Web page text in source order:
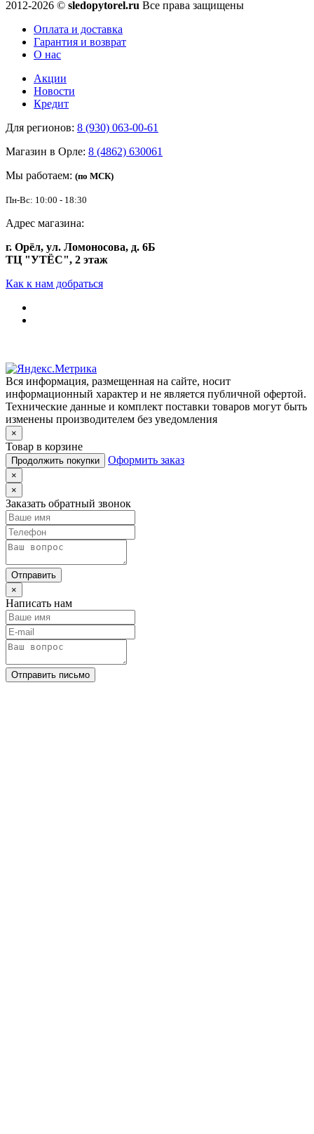
2012-2026 © sledopytorel.ru Все права защищены
Оплата и доставка
Гарантия и возврат
О нас
Акции
Новости
Кредит
Для регионов: 8 (930) 063-00-61
Магазин в Орле: 8 (4862) 630061
Мы работаем: (по МСК)
Пн-Вс: 10:00 - 18:30
Адрес магазина:
г. Орёл, ул. Ломоносова, д. 6Б
ТЦ "УТЁС", 2 этаж
Как к нам добраться
Вся информация, размещенная на сайте, носит
информационный характер и не является публичной офертой.
Технические данные и комплект поставки товаров могут быть
изменены производителем без уведомления
×
Товар в корзине
Продолжить покупки Оформить заказ
×
×
Заказать обратный звонок
Отправить
×
Написать нам
Отправить письмо